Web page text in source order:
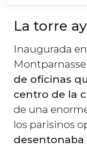
La torre
Inaugurada en
Montparnasse
de oficinas
centro de la
de una
los parisinos